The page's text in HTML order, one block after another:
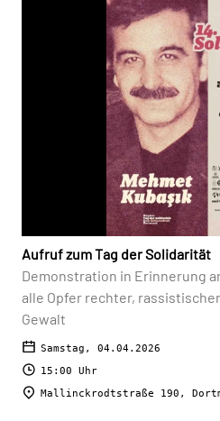
Aufruf zum Tag der Solidarität
Demonstration in Erinnerung
alle Opfer rechter,
Gewalt
Samstag, 04.04.2026
15:00 Uhr
Mallinckrodtstraße 190,